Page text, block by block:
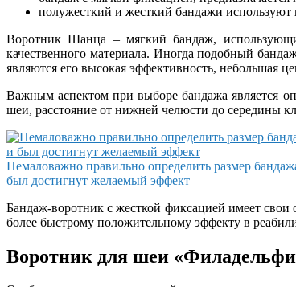
полужесткий и жесткий бандажи
Воротник Шанца – мягкий бандаж,
качественного материала. Иногда подобный
являются его высокая эффективность, небольшая
Важным аспектом при выборе бандажа является
шеи, расстояние от нижней челюсти до середины
Немаловажно правильно определить размер
был достигнут желаемый эффект
Бандаж-воротник с жесткой фиксацией имеет
более быстрому положительному эффекту в
Воротник для шеи